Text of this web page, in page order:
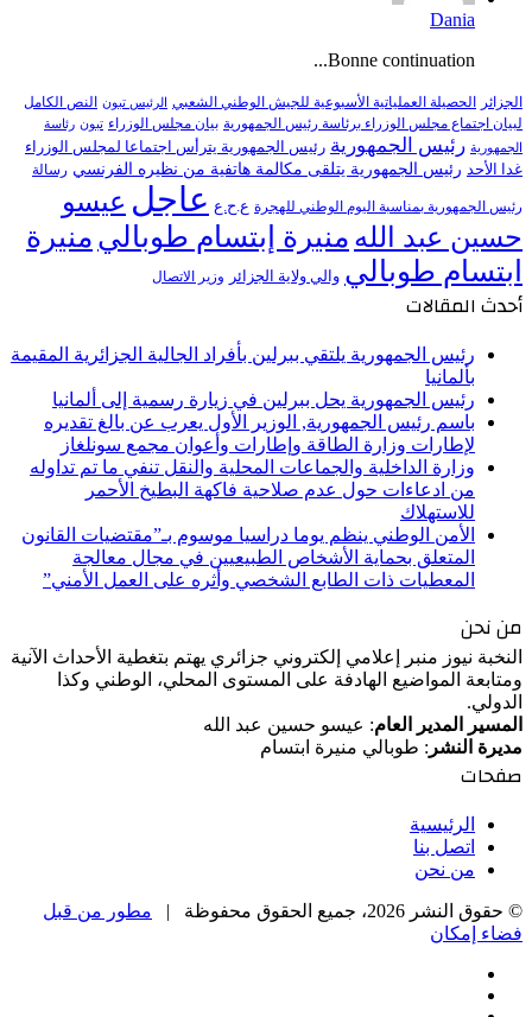
Dania
Bonne continuation...
الجزائر الحصيلة العملياتية الأسبوعية للجيش الوطني الشعبي الرئيس تبون النص الكامل
لبيان اجتماع مجلس الوزراء برئاسة رئيس الجمهورية بيان مجلس الوزراء تبون رئاسة
الجمهورية رئيس الجمهورية رئيس الجمهورية يترأس اجتماعا لمجلس الوزراء
غدا الأحد رئيس الجمهورية يتلقى مكالمة هاتفية من نظيره الفرنسي رسالة
رئيس الجمهورية بمناسبة اليوم الوطني للهجرة ع.ح.ع عاجل عيسو
حسين عبد الله منيرة إبتسام طوبالي منيرة
ابتسام طوبالي والي ولاية الجزائر وزير الاتصال
أحدث المقالات
رئيس الجمهورية يلتقي ببرلين بأفراد الجالية الجزائرية المقيمة
بألمانيا
رئيس الجمهورية يحل ببرلين في زيارة رسمية إلى ألمانيا
باسم رئيس الجمهورية, الوزير الأول يعرب عن بالغ تقديره
لإطارات وزارة الطاقة وإطارات وأعوان مجمع سونلغاز
وزارة الداخلية والجماعات المحلية والنقل تنفي ما تم تداوله
من ادعاءات حول عدم صلاحية فاكهة البطيخ الأحمر
للاستهلاك
الأمن الوطني ينظم يوما دراسيا موسوم بـ”مقتضيات القانون
المتعلق بحماية الأشخاص الطبيعيين في مجال معالجة
المعطيات ذات الطابع الشخصي وأثره على العمل الأمني”
من نحن
النخبة نيوز منبر إعلامي إلكتروني جزائري يهتم بتغطية الأحداث الآنية
ومتابعة المواضيع الهادفة على المستوى المحلي، الوطني وكذا
الدولي.
المسير المدير العام: عيسو حسين عبد الله
مديرة النشر : طوبالي منيرة ابتسام
صفحات
الرئيسية
اتصل بنا
من نحن
© حقوق النشر 2026، جميع الحقوق محفوظة |
مطور من قبل
فضاء إمكان